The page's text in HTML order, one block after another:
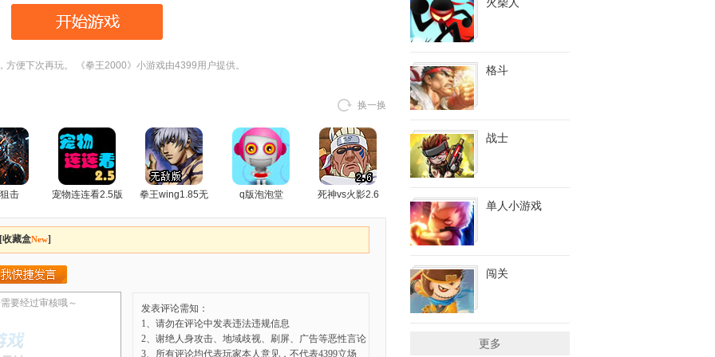
方便下次再玩。 《拳王2000》小游戏由4399用户提供。
换一换
击 宠物连连看2.5版
拳王wing1.85无
q版泡泡堂 死神vs火影2.6
格斗
战士
单人小游戏
闯关
更多